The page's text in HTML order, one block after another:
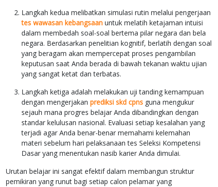
Langkah kedua melibatkan simulasi rutin melalui pengerjaan
tes wawasan kebangsaan untuk melatih ketajaman intuisi
dalam membedah soal-soal bertema pilar negara dan bela
negara. Berdasarkan penelitian kognitif, berlatih dengan soal
yang beragam akan mempercepat proses pengambilan
keputusan saat Anda berada di bawah tekanan waktu ujian
yang sangat ketat dan terbatas.
Langkah ketiga adalah melakukan uji tanding kemampuan
dengan mengerjakan prediksi skd cpns guna mengukur
sejauh mana progres belajar Anda dibandingkan dengan
standar kelulusan nasional. Evaluasi setiap kesalahan yang
terjadi agar Anda benar-benar memahami kelemahan
materi sebelum hari pelaksanaan tes Seleksi Kompetensi
Dasar yang menentukan nasib karier Anda dimulai.
Urutan belajar ini sangat efektif dalam membangun struktur
pemikiran yang runut bagi setiap calon pelamar yang